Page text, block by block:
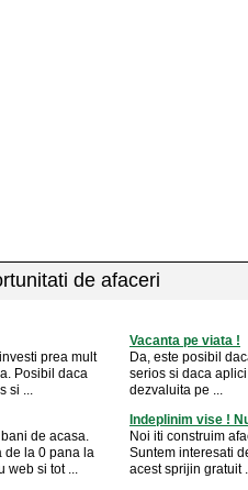
de afaceri
prea mult
Posibil daca
si ...
Vacanta pe viata !
Da, este posibil
serios si daca
dezvaluita pe ...
de acasa.
de la 0 pana la
web si tot ...
Indeplinim vise !
Noi iti construim
Suntem interesati
acest sprijin gratuit